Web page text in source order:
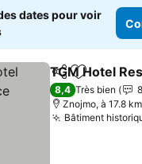
dates pour voir
PartagerAjouter à
TGM Hotel
8,4 Très bien
Znojmo, à 17.8
Bâtiment